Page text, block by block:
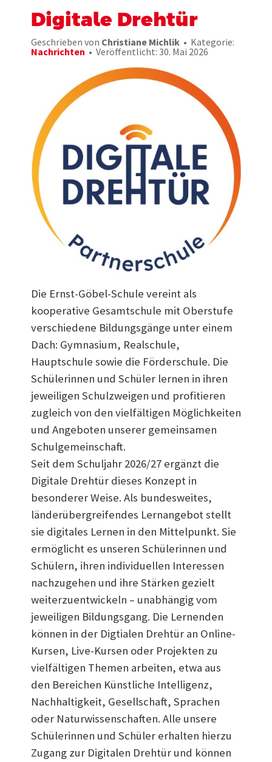
Digitale Drehtür
Geschrieben von Christiane Michlik
Kategorie:
Nachrichten
Veröffentlicht: 30. Mai 2026
Die Ernst-Göbel-Schule vereint als
kooperative Gesamtschule mit Oberstufe
verschiedene Bildungsgänge unter einem
Dach: Gymnasium, Realschule,
Hauptschule sowie die Förderschule. Die
Schülerinnen und Schüler lernen in ihren
jeweiligen Schulzweigen und profitieren
zugleich von den vielfältigen Möglichkeiten
und Angeboten unserer gemeinsamen
Schulgemeinschaft.
Seit dem Schuljahr 2026/27 ergänzt die
Digitale Drehtür dieses Konzept in
besonderer Weise. Als bundesweites,
länderübergreifendes Lernangebot stellt
sie digitales Lernen in den Mittelpunkt. Sie
ermöglicht es unseren Schülerinnen und
Schülern, ihren individuellen Interessen
nachzugehen und ihre Stärken gezielt
weiterzuentwickeln – unabhängig vom
jeweiligen Bildungsgang. Die Lernenden
können in der Digtialen Drehtür an Online-
Kursen, Live-Kursen oder Projekten zu
vielfältigen Themen arbeiten, etwa aus
den Bereichen Künstliche Intelligenz,
Nachhaltigkeit, Gesellschaft, Sprachen
oder Naturwissenschaften. Alle unsere
Schülerinnen und Schüler erhalten hierzu
Zugang zur Digitalen Drehtür und können